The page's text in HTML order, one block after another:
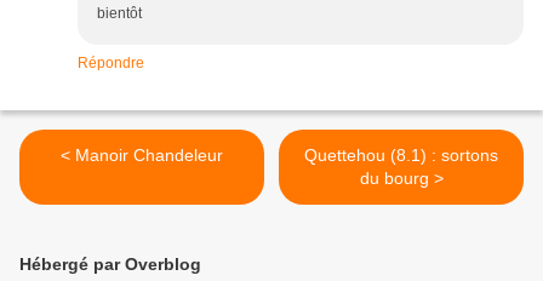
bientôt
Répondre
< Manoir Chandeleur
Quettehou (8.1) : sortons
du bourg >
Hébergé par Overblog